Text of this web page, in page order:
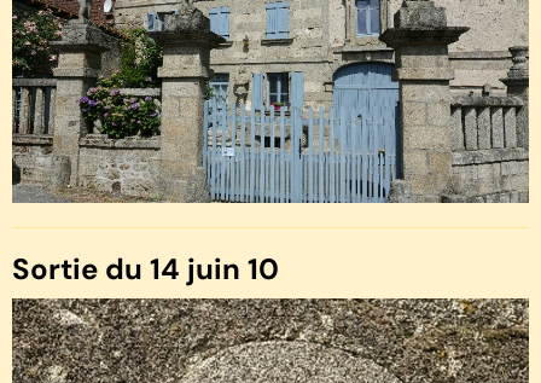
Sortie du 14 juin 10